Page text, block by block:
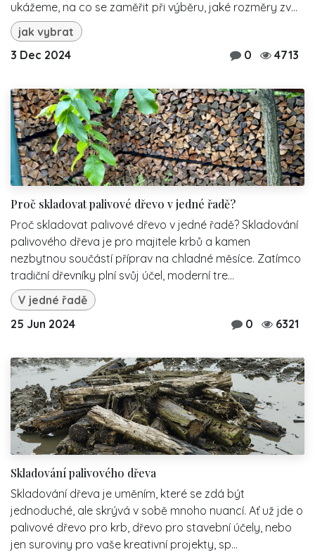
ukážeme, na co se zaměřit při výběru, jaké rozměry zv...
jak vybrat
3 Dec 2024
0 4713
Proč skladovat palivové dřevo v jedné řadě?
Proč skladovat palivové dřevo v jedné řadě? Skladování
palivového dřeva je pro majitele krbů a kamen
nezbytnou součástí příprav na chladné měsíce. Zatímco
tradiční dřevníky plní svůj účel, moderní tre...
V jedné řadě
25 Jun 2024
0 6321
Skladování palivového dřeva
Skladování dřeva je uměním, které se zdá být
jednoduché, ale skrývá v sobě mnoho nuancí. Ať už jde o
palivové dřevo pro krb, dřevo pro stavební účely, nebo
jen suroviny pro vaše kreativní projekty, sp...